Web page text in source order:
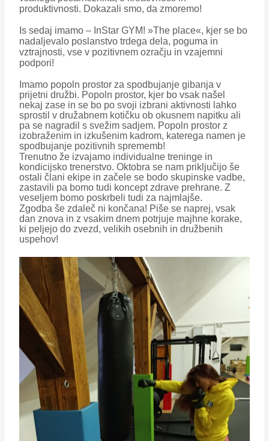
produktivnosti. Dokazali smo, da zmoremo!
Is sedaj imamo – InStar GYM! »The place«, kjer se bo
nadaljevalo poslanstvo trdega dela, poguma in
vztrajnosti, vse v pozitivnem ozračju in vzajemni
podpori!
Imamo popoln prostor za spodbujanje gibanja v
prijetni družbi. Popoln prostor, kjer bo vsak našel
nekaj zase in se bo po svoji izbrani aktivnosti lahko
sprostil v družabnem kotičku ob okusnem napitku ali
pa se nagradil s svežim sadjem. Popoln prostor z
izobraženim in izkušenim kadrom, katerega namen je
spodbujanje pozitivnih sprememb!
Trenutno že izvajamo individualne treninge in
kondicijsko trenerstvo. Oktobra se nam priključijo še
ostali člani ekipe in začele se bodo skupinske vadbe,
zastavili pa bomo tudi koncept zdrave prehrane. Z
veseljem bomo poskrbeli tudi za najmlajše.
Zgodba še zdaleč ni končana! Piše se naprej, vsak
dan znova in z vsakim dnem potrjuje majhne korake,
ki peljejo do zvezd, velikih osebnih in družbenih
uspehov!